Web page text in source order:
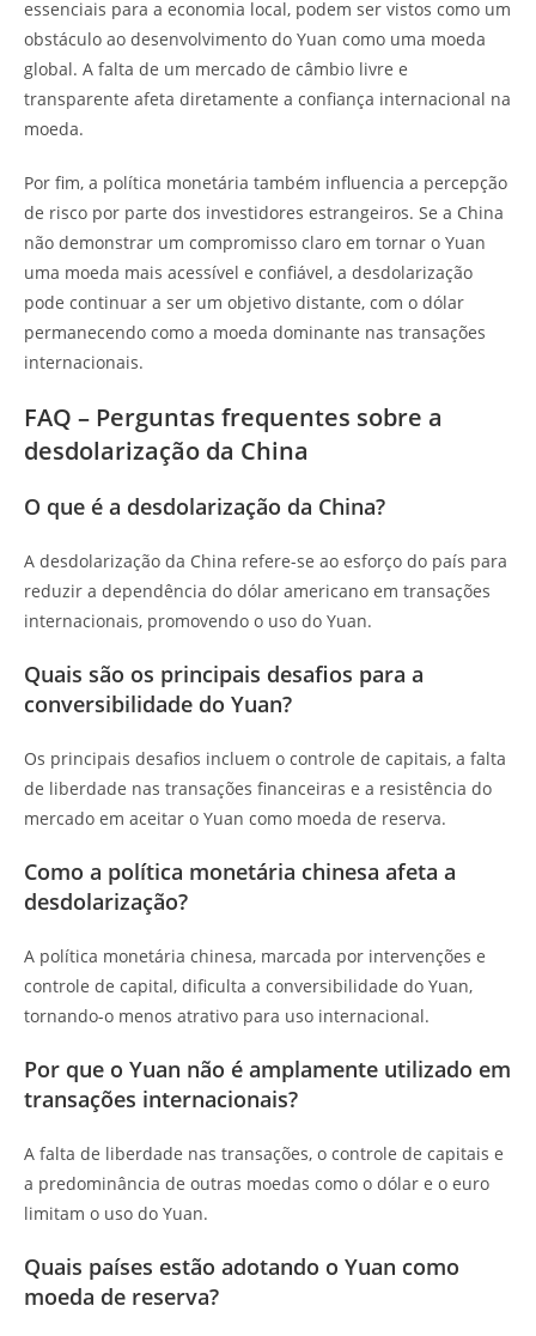
essenciais para a economia local, podem ser vistos como um
obstáculo ao desenvolvimento do Yuan como uma moeda
global. A falta de um mercado de câmbio livre e
transparente afeta diretamente a confiança internacional na
moeda.
Por fim, a política monetária também influencia a percepção
de risco por parte dos investidores estrangeiros. Se a China
não demonstrar um compromisso claro em tornar o Yuan
uma moeda mais acessível e confiável, a desdolarização
pode continuar a ser um objetivo distante, com o dólar
permanecendo como a moeda dominante nas transações
internacionais.
FAQ – Perguntas frequentes sobre a
desdolarização da China
O que é a desdolarização da China?
A desdolarização da China refere-se ao esforço do país para
reduzir a dependência do dólar americano em transações
internacionais, promovendo o uso do Yuan.
Quais são os principais desafios para a
conversibilidade do Yuan?
Os principais desafios incluem o controle de capitais, a falta
de liberdade nas transações financeiras e a resistência do
mercado em aceitar o Yuan como moeda de reserva.
Como a política monetária chinesa afeta a
desdolarização?
A política monetária chinesa, marcada por intervenções e
controle de capital, dificulta a conversibilidade do Yuan,
tornando-o menos atrativo para uso internacional.
Por que o Yuan não é amplamente utilizado em
transações internacionais?
A falta de liberdade nas transações, o controle de capitais e
a predominância de outras moedas como o dólar e o euro
limitam o uso do Yuan.
Quais países estão adotando o Yuan como
moeda de reserva?